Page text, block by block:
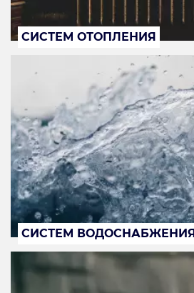
СИСТЕМ ОТОПЛЕНИЯ
СИСТЕМ ВОДОСНАБЖЕНИЯ